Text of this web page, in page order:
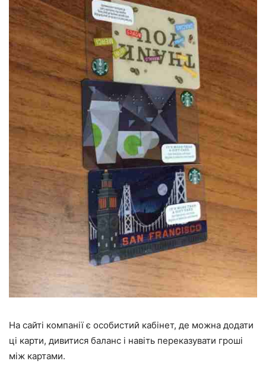
На сайті компанії є особистий кабінет, де можна додати
ці карти, дивитися баланс і навіть переказувати гроші
між картами.